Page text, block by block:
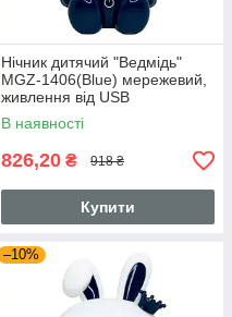
Нічник дитячий "Ведмідь"
MGZ-1406(Blue) мережевий,
живлення від USB
В наявності
826,20 ₴ 918 ₴
Купити
–10%